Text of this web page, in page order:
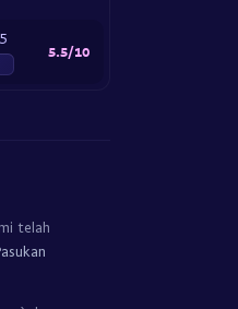
5.5/10
telah